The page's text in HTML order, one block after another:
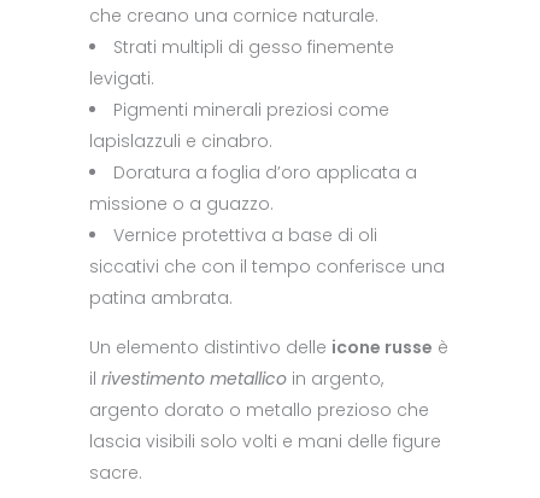
che creano una cornice naturale.
Strati multipli di gesso finemente
levigati.
Pigmenti minerali preziosi come
lapislazzuli e cinabro.
Doratura a foglia d’oro applicata a
missione o a guazzo.
Vernice protettiva a base di oli
siccativi che con il tempo conferisce una
patina ambrata.
Un elemento distintivo delle icone russe è
il rivestimento metallico in argento,
argento dorato o metallo prezioso che
lascia visibili solo volti e mani delle figure
sacre.